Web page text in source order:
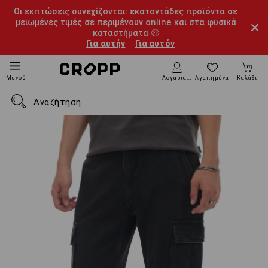
Οι εκπτώσεις συνεχίζονται: εκατοντάδες προϊόντα σε
μειωμένες τιμές σε περιμένουν online και στα φυσικά
καταστήματα 🤑
Για αυτήν
Για αυτόν
Μενού ΛογαριασμόςΑγαπημένα Καλάθι